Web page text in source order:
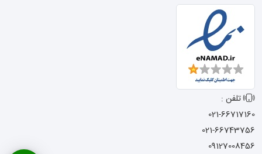
تلفن :
021-66717160
021-66743756
09127008456